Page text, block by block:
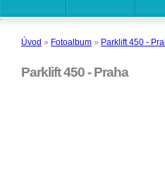
Úvod » Fotoalbum » Parklift 450 -
Parklift 450 - Praha